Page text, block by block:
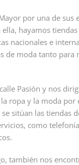
por una de sus
ella, hayamos
nacionales e
de moda tanto para
Pasión y nos
ropa y la moda por
sitúan las tiendas
como
también nos